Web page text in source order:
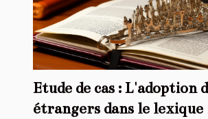
Etude de cas : L'adoption
étrangers dans le